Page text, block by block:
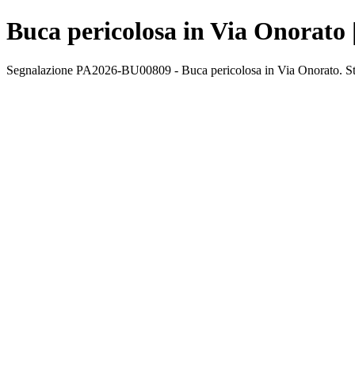
Buca pericolosa in Via
Segnalazione PA2026-BU00809 - Buca pericolosa in Via Onorato.